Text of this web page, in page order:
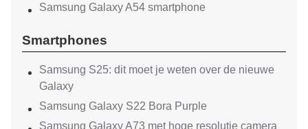
Samsung Galaxy A54 smartphone
Smartphones
Samsung S25: dit moet je weten over de nieuwe
Galaxy
Samsung Galaxy S22 Bora Purple
Samsung Galaxy A73 met hoge resolutie camera